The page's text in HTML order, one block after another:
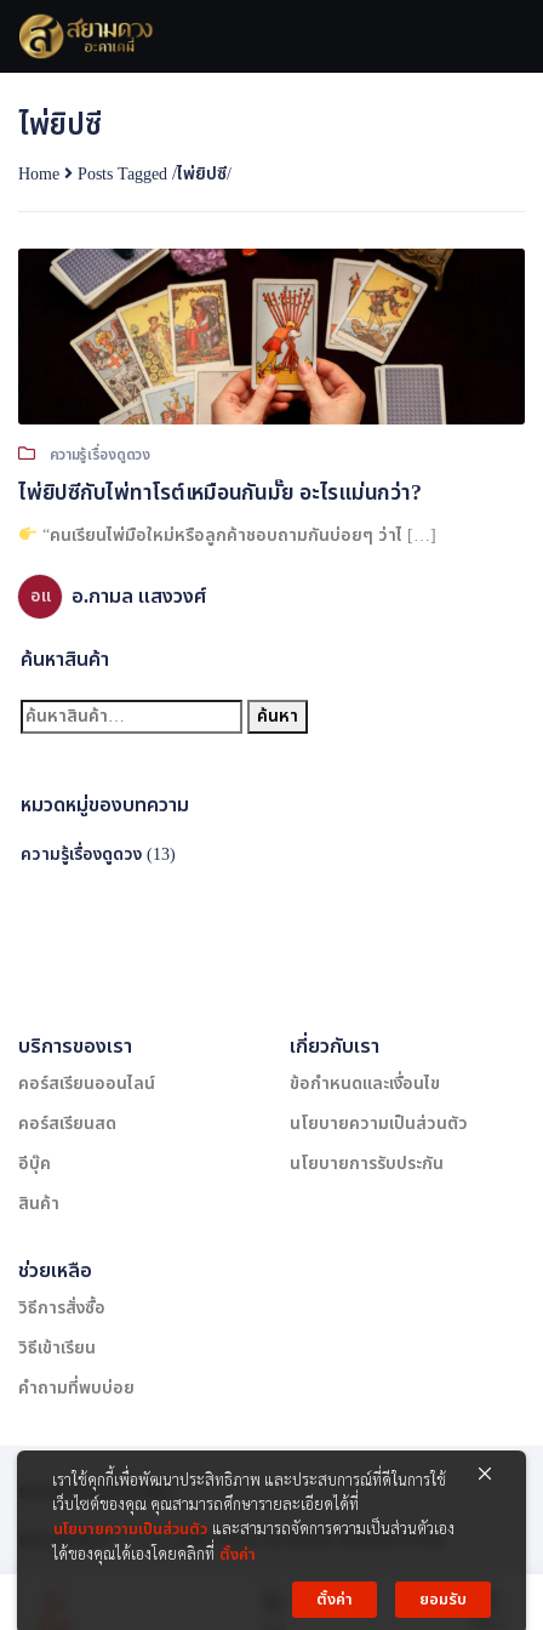
Skip
content
Menu
ไพ่ยิปซี
Home Posts Tagged/ไพ่ยิปซี/
ความรู้เรื่องดูดวง
ไพ่ยิปซีกับไพ่ทาโรต์เหมือนกันมั๊ย อะไรแม่นกว่า?
“คนเรียนไพ่มือใหม่หรือลูกค้าชอบถามกันบ่อยๆ ว่าไ […]
อแ อ.กามล แสงวงศ์
ค้นหาสินค้า
ค้
น
:
ค้นหา
หมวดหมู่ของบทความ
ความรู้เรื่องดูดวง(13)
บริการของเรา
คอร์สเรียนออนไลน์
คอร์สเรียนสด
อีบุ๊ค
สินค้า
เกี่ยวกับเรา
ข้อกำหนดและเงื่อนไข
นโยบายความเป็นส่วนตัว
นโยบายการรับประกัน
ช่วยเหลือ
วิธีการสั่งซื้อ
วิธีเข้าเรียน
คำถามที่พบบ่อย
สงวนลิขสิทธิ์ © 2565 บริษัท สยาม เคาเซิลลิ่ง เซ็นเตอร์ จำกัด
รองรับการชำระเงิน:
เราใช้คุกกี้เพื่อพัฒนาประสิทธิภาพ และประสบการณ์ที่ดีในการใช้
เว็บไซต์ของคุณ คุณสามารถศึกษารายละเอียดได้ที่
นโยบายความเป็นส่วนตัว และสามารถจัดการความเป็นส่วนตัวเอง
ได้ของคุณได้เองโดยคลิกที่ ตั้งค่า
ตั้งค่า
ยอมรับ